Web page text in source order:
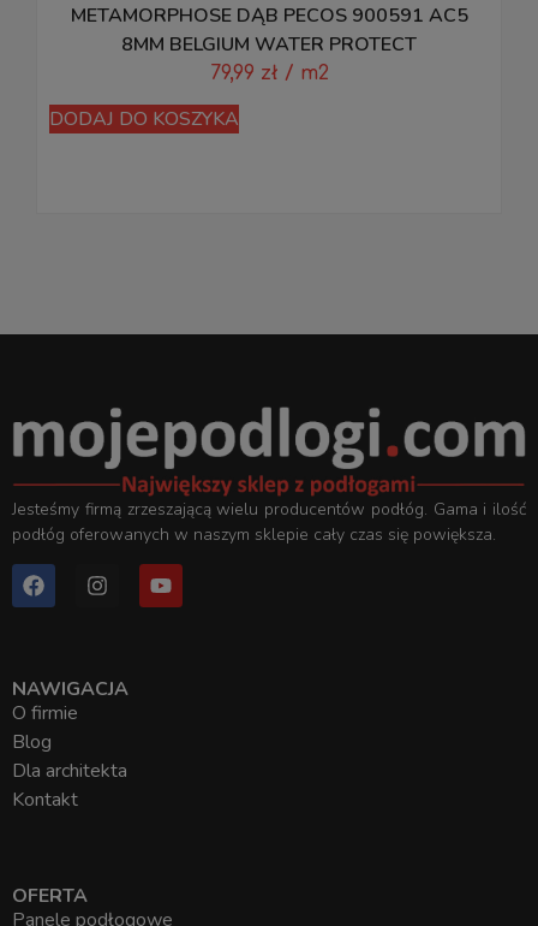
METAMORPHOSE DĄB PECOS 900591 AC5
8MM BELGIUM WATER PROTECT
79,99 zł / m2
DODAJ DO KOSZYKA
Jesteśmy firmą zrzeszającą wielu producentów podłóg. Gama i ilość
podłóg oferowanych w naszym sklepie cały czas się powiększa.
NAWIGACJA
O firmie
Blog
Dla architekta
Kontakt
OFERTA
Panele podłogowe